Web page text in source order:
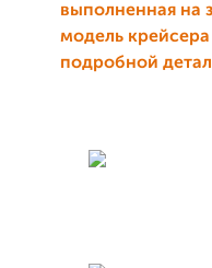
выполненная на
модель
подробной